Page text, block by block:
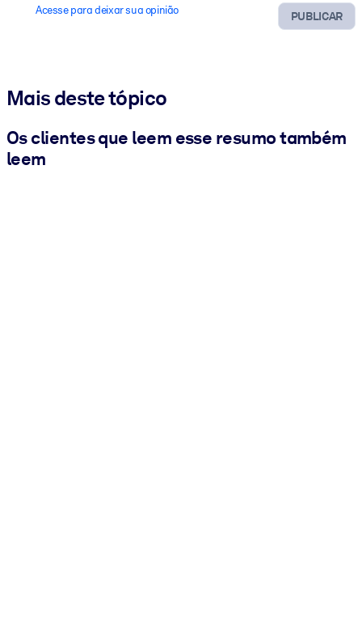
PUBLICAR
Acesse para deixar sua opinião
Mais deste tópico
Os clientes que leem esse resumo também
leem